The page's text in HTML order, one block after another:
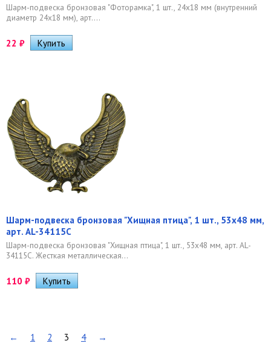
Шарм-подвеска бронзовая "Фоторамка", 1 шт., 24х18 мм (внутренний
диаметр 24х18 мм), арт....
22 ₽
Шарм-подвеска бронзовая "Хищная птица", 1 шт., 53х48 мм,
арт. AL-34115C
Шарм-подвеска бронзовая "Хищная птица", 1 шт., 53х48 мм, арт. AL-
34115C. Жесткая металлическая...
110 ₽
← 1 2 3 4 →